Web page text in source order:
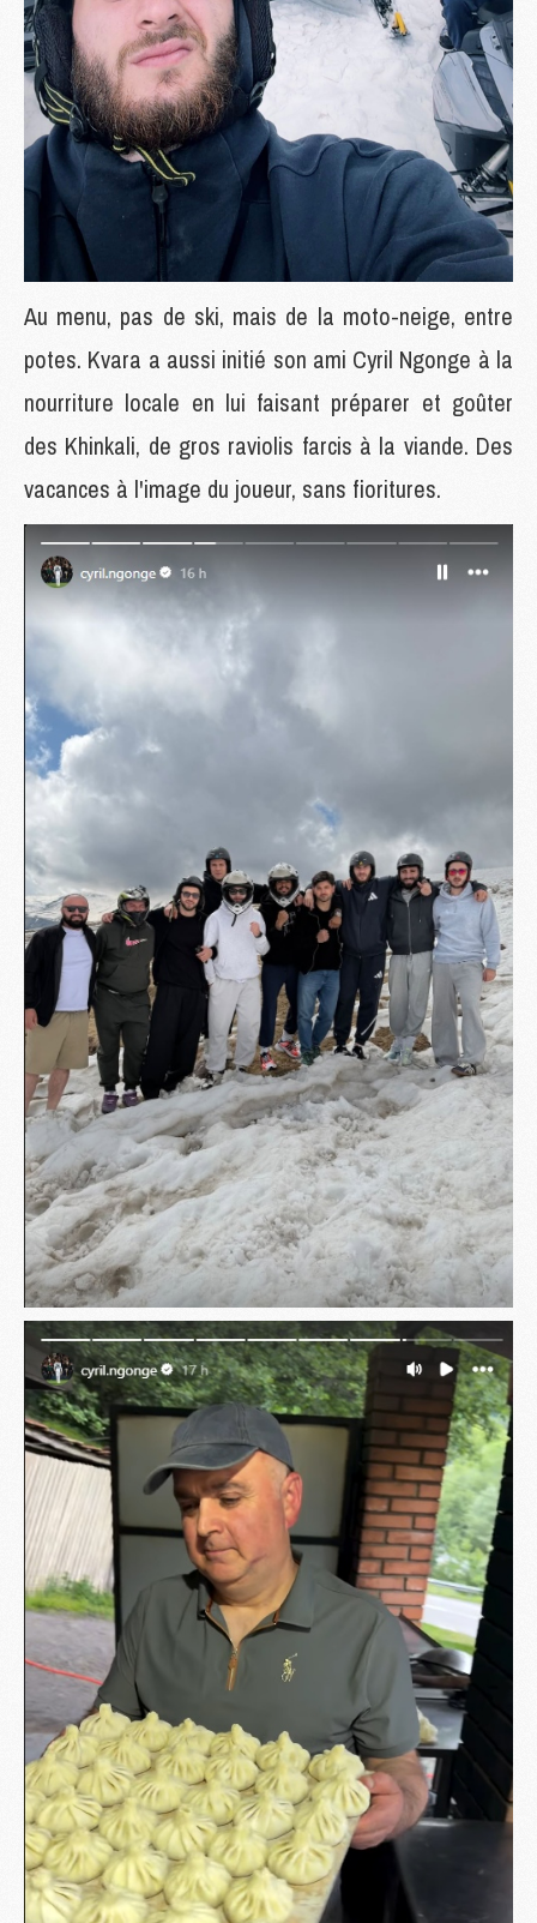
Au menu, pas de ski, mais de la moto-neige, entre
potes. Kvara a aussi initié son ami Cyril Ngonge à la
nourriture locale en lui faisant préparer et goûter
des Khinkali, de gros raviolis farcis à la viande. Des
vacances à l'image du joueur, sans fioritures.